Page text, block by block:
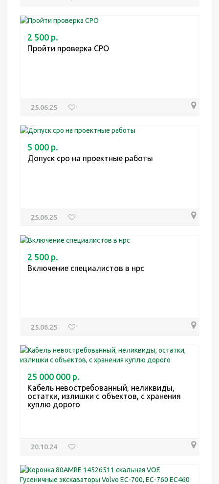
2 500 р.
Пройти проверка СРО
25.06.25
5 000 р.
Допуск сро на проектные работы
25.06.25
2 500 р.
Включение специалистов в нрс
25.06.25
25 000 000 р.
Кабель невостребованный, неликвиды,
остатки, излишки с объектов, с хранения
куплю дорого
20.10.24